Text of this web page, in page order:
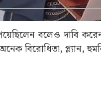
বলেও দাবি
বিরোধিতা, প্ল্যান,